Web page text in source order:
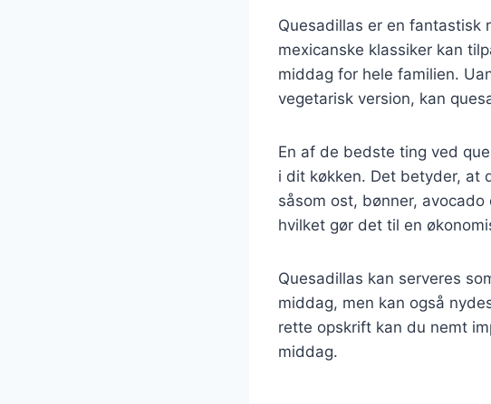
Quesadillas er en fantastisk
mexicanske klassiker kan
middag for hele familien.
vegetarisk version, kan
En af de bedste ting ved
i dit køkken. Det betyder, at
såsom ost, bønner,
hvilket gør det til en
Quesadillas kan serveres
middag, men kan også
rette opskrift kan du nemt
middag.